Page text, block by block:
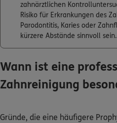
zahnärztlichen
Risiko für Erkrankungen des
Parodontitis, Karies oder
kürzere Abstände sinnvoll sein.
Wann ist eine
Zahnreinigung
Gründe, die eine häufigere